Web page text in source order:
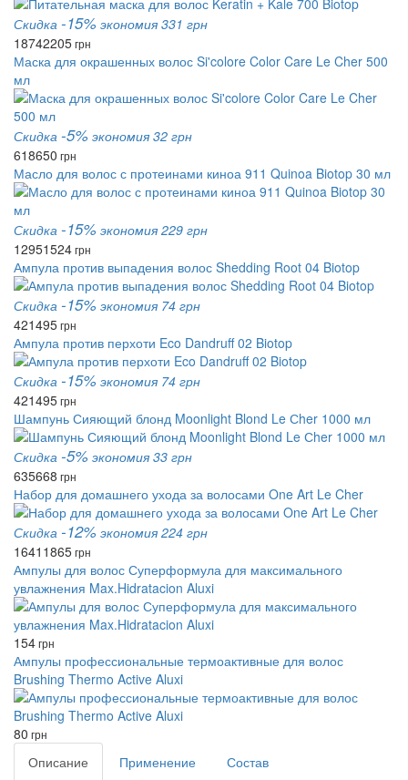
Скидка -15% экономия 331 грн
18742205грн
Маска для окрашенных волос Si'colore Color Care Le Cher 500
мл
Скидка -5% экономия 32 грн
618650 грн
Масло для волос с протеинами киноа 911 Quinoa Biotop 30 мл
Скидка -15% экономия 229 грн
12951524грн
Ампула против выпадения волос Shedding Root 04 Biotop
Скидка -15% экономия 74 грн
421495грн
Ампула против перхоти Eco Dandruff 02 Biotop
Скидка -15% экономия 74 грн
421495грн
Шампунь Сияющий блонд Moonlight Blond Le Сher 1000 мл
Скидка -5% экономия 33 грн
635668 грн
Набор для домашнего ухода за волосами One Art Le Cher
Скидка -12% экономия 224 грн
1641 1865грн
Ампулы для волос Суперформула для максимального
увлажнения Max.Hidratacion Aluxi
154грн
Ампулы профессиональные термоактивные для волос
Brushing Thermo Active Aluxi
80 грн
Описание Применение
Состав